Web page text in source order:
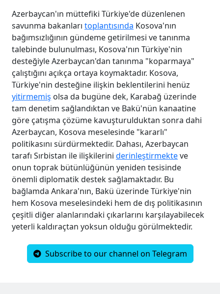
Azerbaycan'ın müttefiki Türkiye'de düzenlenen
savunma bakanları toplantısında Kosova'nın
bağımsızlığının gündeme getirilmesi ve tanınma
talebinde bulunulması, Kosova'nın Türkiye'nin
desteğiyle Azerbaycan'dan tanınma "koparmaya"
çalıştığını açıkça ortaya koymaktadır. Kosova,
Türkiye'nin desteğine ilişkin beklentilerini henüz
yitirmemiş olsa da bugüne dek, Karabağ üzerinde
tam denetim sağlandıktan ve Bakü'nün kanaatine
göre çatışma çözüme kavuşturulduktan sonra dahi
Azerbaycan, Kosova meselesinde "kararlı"
politikasını sürdürmektedir. Dahası, Azerbaycan
tarafı Sırbistan ile ilişkilerini derinleştirmekteve
onun toprak bütünlüğünün yeniden tesisinde
önemli diplomatik destek sağlamaktadır. Bu
bağlamda Ankara'nın, Bakü üzerinde Türkiye'nin
hem Kosova meselesindeki hem de dış politikasının
çeşitli diğer alanlarındaki çıkarlarını karşılayabilecek
yeterli kaldıraçtan yoksun olduğu görülmektedir.
Subscribe to our channel on Telegram